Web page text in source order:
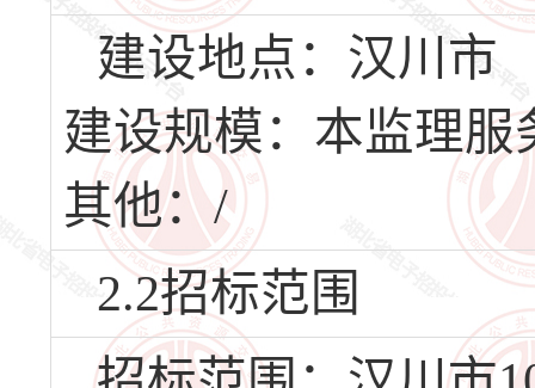
建设地点：汉川市
建设规模：本监理服
其他：/
2.2招标范围